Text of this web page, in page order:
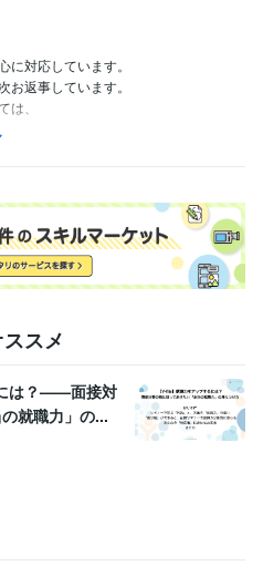
対応しています。
お返事しています。
、
ご了承ください。
経験年数 : 30年
スメ
は？——面接対
就職力」の...